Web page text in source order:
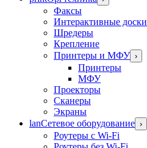
Факсы
Интерактивные доски
Шредеры
Крепление
Принтеры и МФУ ›
Принтеры
МФУ
Проекторы
Сканеры
Экраны
lanСетевое оборудование ›
Роутеры с Wi-Fi